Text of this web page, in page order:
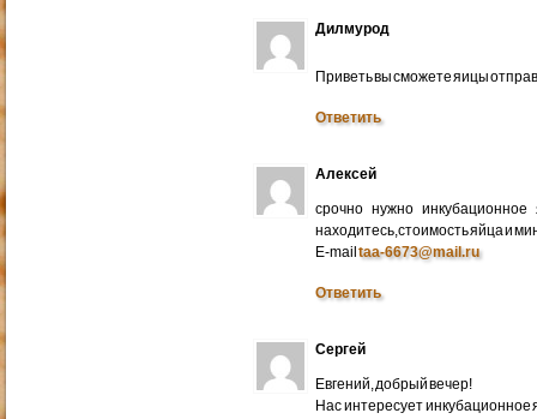
Дилмурод
Приветь вы сможете яицы
Ответить
Алексей
срочно нужно
находитесь,стоимость яйца и
E-mailtaa-6673@mail.ru
Ответить
Сергей
Евгений, добрый вечер!
Нас интересует инкубационное